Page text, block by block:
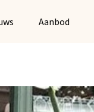
Aanbod